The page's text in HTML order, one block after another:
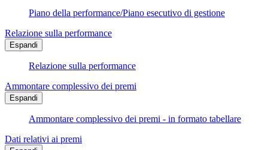
Piano della performance/Piano esecutivo di gestione
Relazione sulla performance
Espandi
Relazione sulla performance
Ammontare complessivo dei premi
Espandi
Ammontare complessivo dei premi - in formato tabellare
Dati relativi ai premi